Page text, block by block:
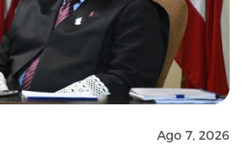
Ago 7, 2026